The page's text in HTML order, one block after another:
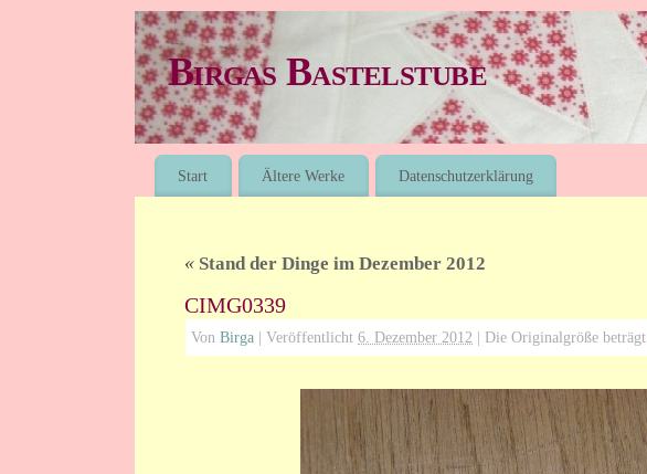
Birgas Bastelstube
Start Ältere Werke Datenschutzerklärung
« Stand der Dinge im Dezember 2012
CIMG0339
Von Birga Veröffentlicht 6. Dezember 2012 Die Originalgröße beträgt